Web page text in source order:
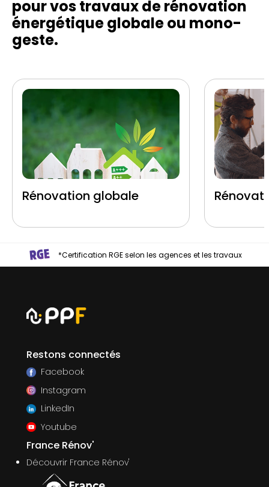
pour vos travaux de rénovation
énergétique globale ou mono-
geste.
Rénovation globale
*Certification RGE selon les agences et les travaux
Restons connectés
Facebook
Instagram
LinkedIn
Youtube
France Rénov'
Découvrir France Rénov'